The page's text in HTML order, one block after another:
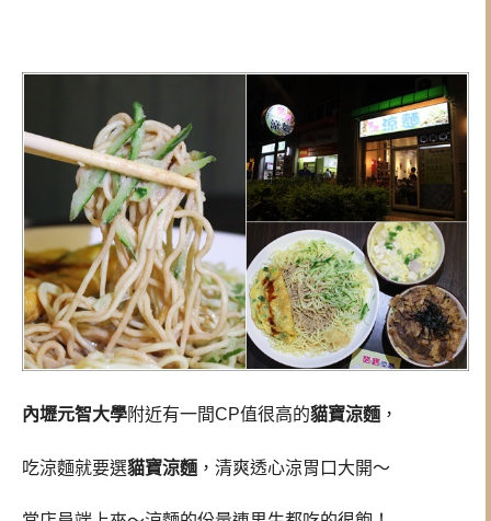
內壢元智大學附近有一間CP值很高的貓寶涼麵 ，
吃涼麵就要選貓寶涼麵 ，清爽透心涼胃口大開～